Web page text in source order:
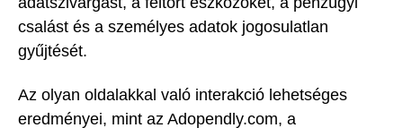
csalást és a személyes adatok jogosulatlan
gyűjtését.
Az olyan oldalakkal való interakció lehetséges
eredményei, mint az Adopendly.com, a